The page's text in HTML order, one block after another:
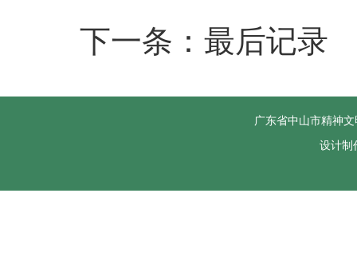
下一条：最后记录
广东省中山市精神
设计制